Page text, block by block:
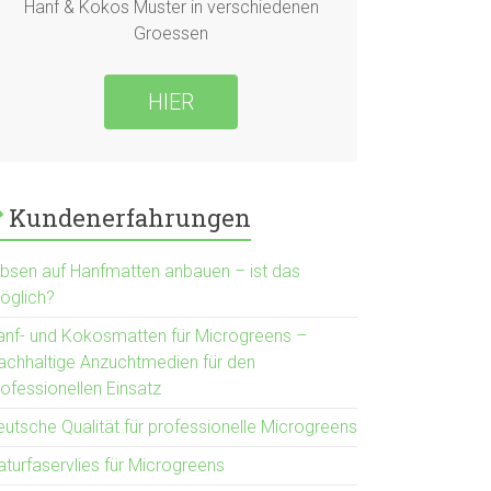
Hanf & Kokos Muster in verschiedenen
Groessen
HIER
Kundenerfahrungen
auf Hanfmatten anbauen – ist das
und Kokosmatten für Microgreens –
Anzuchtmedien für den
Einsatz
Qualität für professionelle Microgreens
für Microgreens